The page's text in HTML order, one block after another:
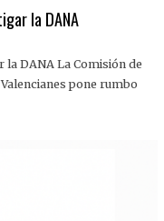
la DANA
DANA La Comisión de
pone rumbo